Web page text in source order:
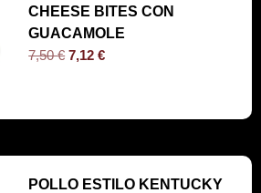
CHEESE BITES CON
GUACAMOLE
7,50€ 7,12€
POLLO ESTILO KENTUCKY